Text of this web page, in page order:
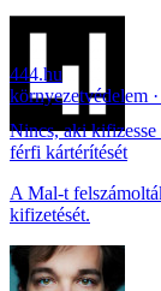
444.hu
környezetvédelem
Nincs, aki kifizesse
férfi kártérítését
A Mal-t
kifizetését.